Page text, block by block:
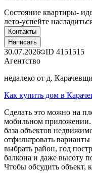
Состояние квартиры-
лето-успейте
Контакты
Написать
30.07.2026 ID 4151515
Агентство
недалеко от д.
Как купить дом в
Сделать это можно на
мобильном приложении.
база объектов
отфильтровать
выбрать район, год
балкона и даже высоту
Чтобы обсудить объект,